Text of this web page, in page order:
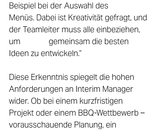
Beispiel bei der Auswahl des
Menüs. Dabei ist Kreativität gefragt, und
der Teamleiter muss alle einbeziehen,
um 		gemeinsam die besten
Ideen zu entwickeln.“
Diese Erkenntnis spiegelt die hohen
Anforderungen an Interim Manager
wider. Ob bei einem kurzfristigen
Projekt oder einem BBQ-Wettbewerb –
vorausschauende Planung, ein